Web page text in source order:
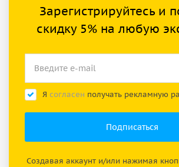
Зарегистрируйтесь и
скидку 5% на любую
Я согласен получать рекламную
Создавая аккаунт и/или нажимая